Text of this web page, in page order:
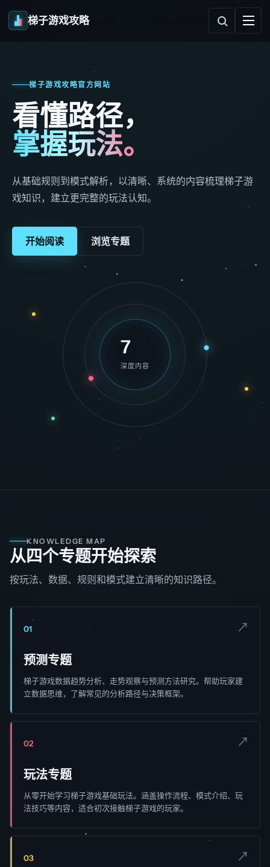
梯子游戏攻略
梯子游戏攻略官方网站
看懂路径，
掌握玩法。
从基础规则到模式解析，以清晰、系统的内容梳理梯子游
戏知识，建立更完整的玩法认知。
开始阅读 浏览专题
7
深度内容
KNOWLEDGE MAP
从四个专题开始探索
按玩法、数据、规则和模式建立清晰的知识路径。
01 ↗
预测专题
梯子游戏数据趋势分析、走势观察与预测方法研究。帮助玩家建
立数据思维，了解常见的分析路径与决策框架。
02 ↗
玩法专题
从零开始学习梯子游戏基础玩法。涵盖操作流程、模式介绍、玩
法技巧等内容，适合初次接触梯子游戏的玩家。
03 ↗